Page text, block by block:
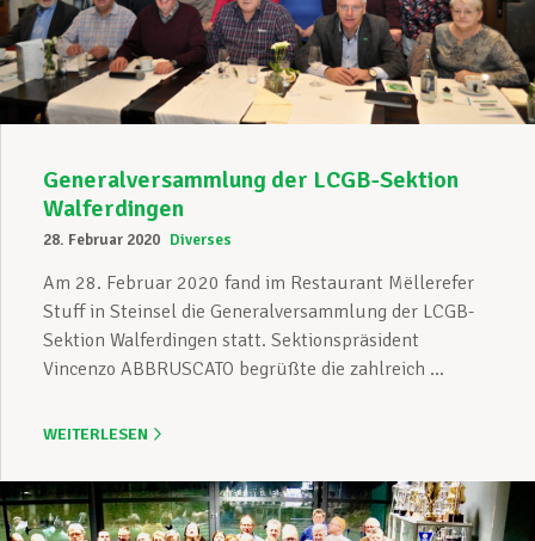
Unterstützung im Privatleben
Mitglied werden
Aktuell
Generalversammlung der LCGB-Sektion
Walferdingen
28. Februar 2020 Diverses
Am 28. Februar 2020 fand im Restaurant Mëllerefer
Stuff in Steinsel die Generalversammlung der LCGB-
Sektion Walferdingen statt. Sektionspräsident
Vincenzo ABBRUSCATO begrüßte die zahlreich ...
WEITERLESEN